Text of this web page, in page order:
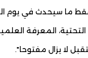
ما سيحدث في يوم
المعرفة
لا يزال مفتوحا".